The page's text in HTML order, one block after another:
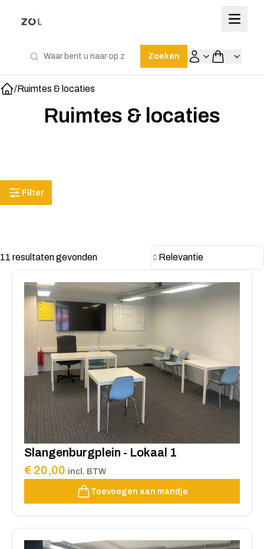
Zoeken
/Ruimtes & locaties
Ruimtes & locaties
Filter
11 resultaten gevonden Relevantie
Slangenburgplein - Lokaal 1
€ 20,00 incl. BTW
Toevoegen aan mandje